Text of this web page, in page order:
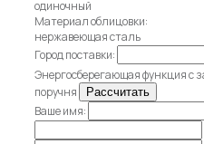
одиночный
Материал облицовки:
нержавеющая сталь
Город поставки:
Энергосберегающая функция с
поручня
Ваше имя: